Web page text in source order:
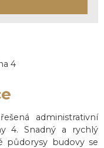
4
administrativní
4. Snadný a rychlý
půdorysy budovy se